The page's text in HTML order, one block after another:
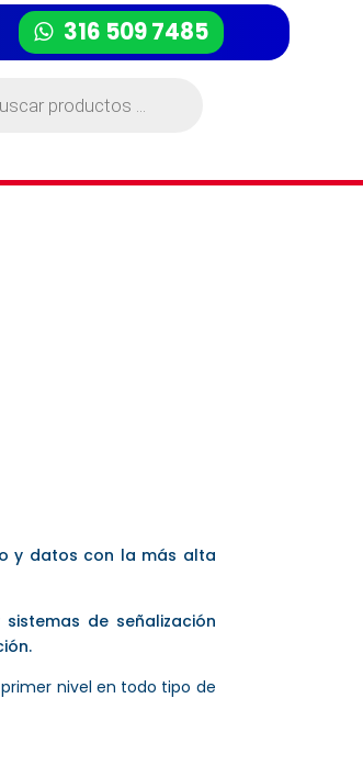
316 509 7485
y datos con la más alta
de señalización
nivel en todo tipo de